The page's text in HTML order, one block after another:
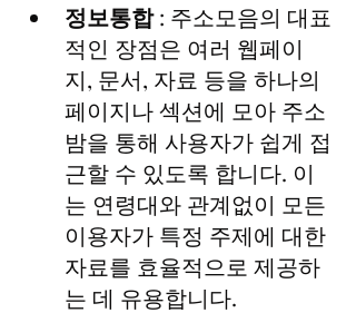
정보통합 : 주소모음의 대표
적인 장점은 여러 웹페이
지, 문서, 자료 등을 하나의
페이지나 섹션에 모아 주소
밤을 통해 사용자가 쉽게 접
근할 수 있도록 합니다. 이
는 연령대와 관계없이 모든
이용자가 특정 주제에 대한
자료를 효율적으로 제공하
는 데 유용합니다.